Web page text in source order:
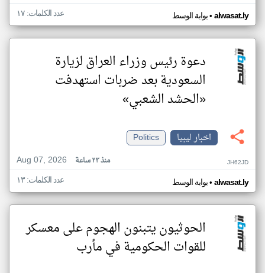
بوابة الوسط• alwasat.ly عدد الكلمات: ١٧
دعوة رئيس وزراء العراق لزيارة
السعودية بعد ضربات استهدفت
«الحشد الشعبي»
اخبار ليبيا
Politics
Aug 07, 2026
منذ ٢٣ ساعة JH62JD
بوابة الوسط• alwasat.ly عدد الكلمات: ١٣
الحوثيون يتبنون الهجوم على معسكر
للقوات الحكومية في مأرب